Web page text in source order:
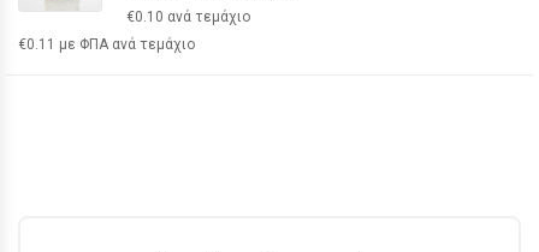
€0.10 ανά τεμάχιο
€0.11 με ΦΠΑ ανά τεμάχιο